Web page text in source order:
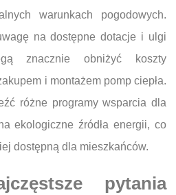
warunkach pogodowych.
na dostępne dotacje i ulgi
znacznie obniżyć koszty
i montażem pomp ciepła.
różne programy wsparcia dla
ekologiczne źródła energii, co
dostępną dla mieszkańców.
pytania